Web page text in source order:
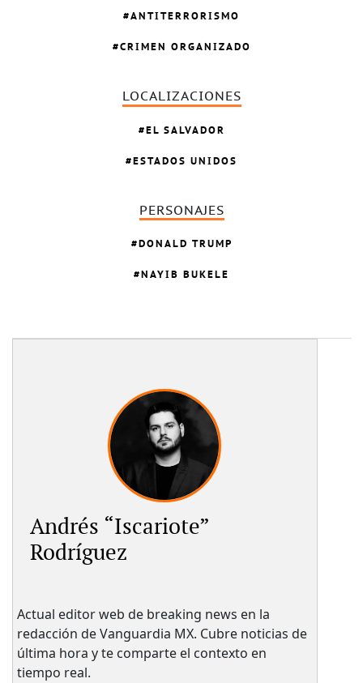
ANTITERRORISMO
CRIMEN ORGANIZADO
LOCALIZACIONES
EL SALVADOR
ESTADOS UNIDOS
PERSONAJES
DONALD TRUMP
NAYIB BUKELE
Andrés “Iscariote”
Rodríguez
Actual editor web de breaking news en la
redacción de Vanguardia MX. Cubre noticias de
última hora y te comparte el contexto en
tiempo real.